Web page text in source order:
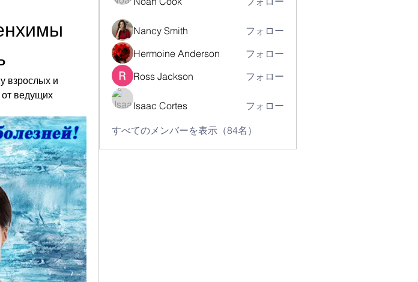
взрослых и
ведущих
Nancy Smith
フォロー
Hermoine Anderson
フォロー
Ross Jackson
フォロー
Isaac Cortes フォロー
すべてのメンバーを表示（84名）